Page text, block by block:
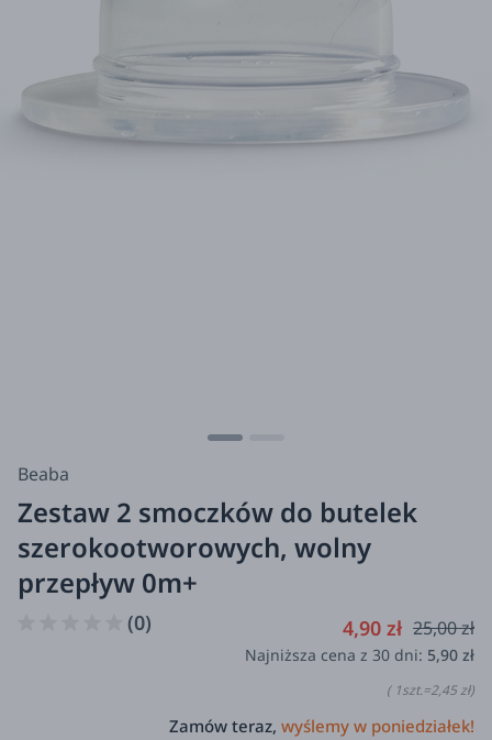
Beaba
Zestaw 2 smoczków do butelek
szerokootworowych, wolny
przepływ 0m+
(0) 4,90 zł 25,00 zł
Najniższa cena z 30 dni: 5,90 zł
( 1szt.=2,45 zł)
Zamów teraz, wyślemy w poniedziałek!